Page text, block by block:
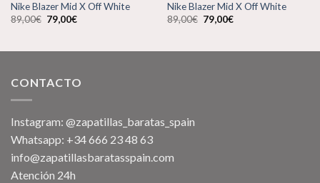
Nike Blazer Mid X Off White
89,00€ El
precio
79,00€El
Nike Blazer Mid X Off White
89,00€ El
precio
79,00€El
CONTACTO
Instagram: @zapatillas_baratas_spain
Whatsapp: +34 666 23 48 63
info@zapatillasbaratasspain.com
Atención 24h